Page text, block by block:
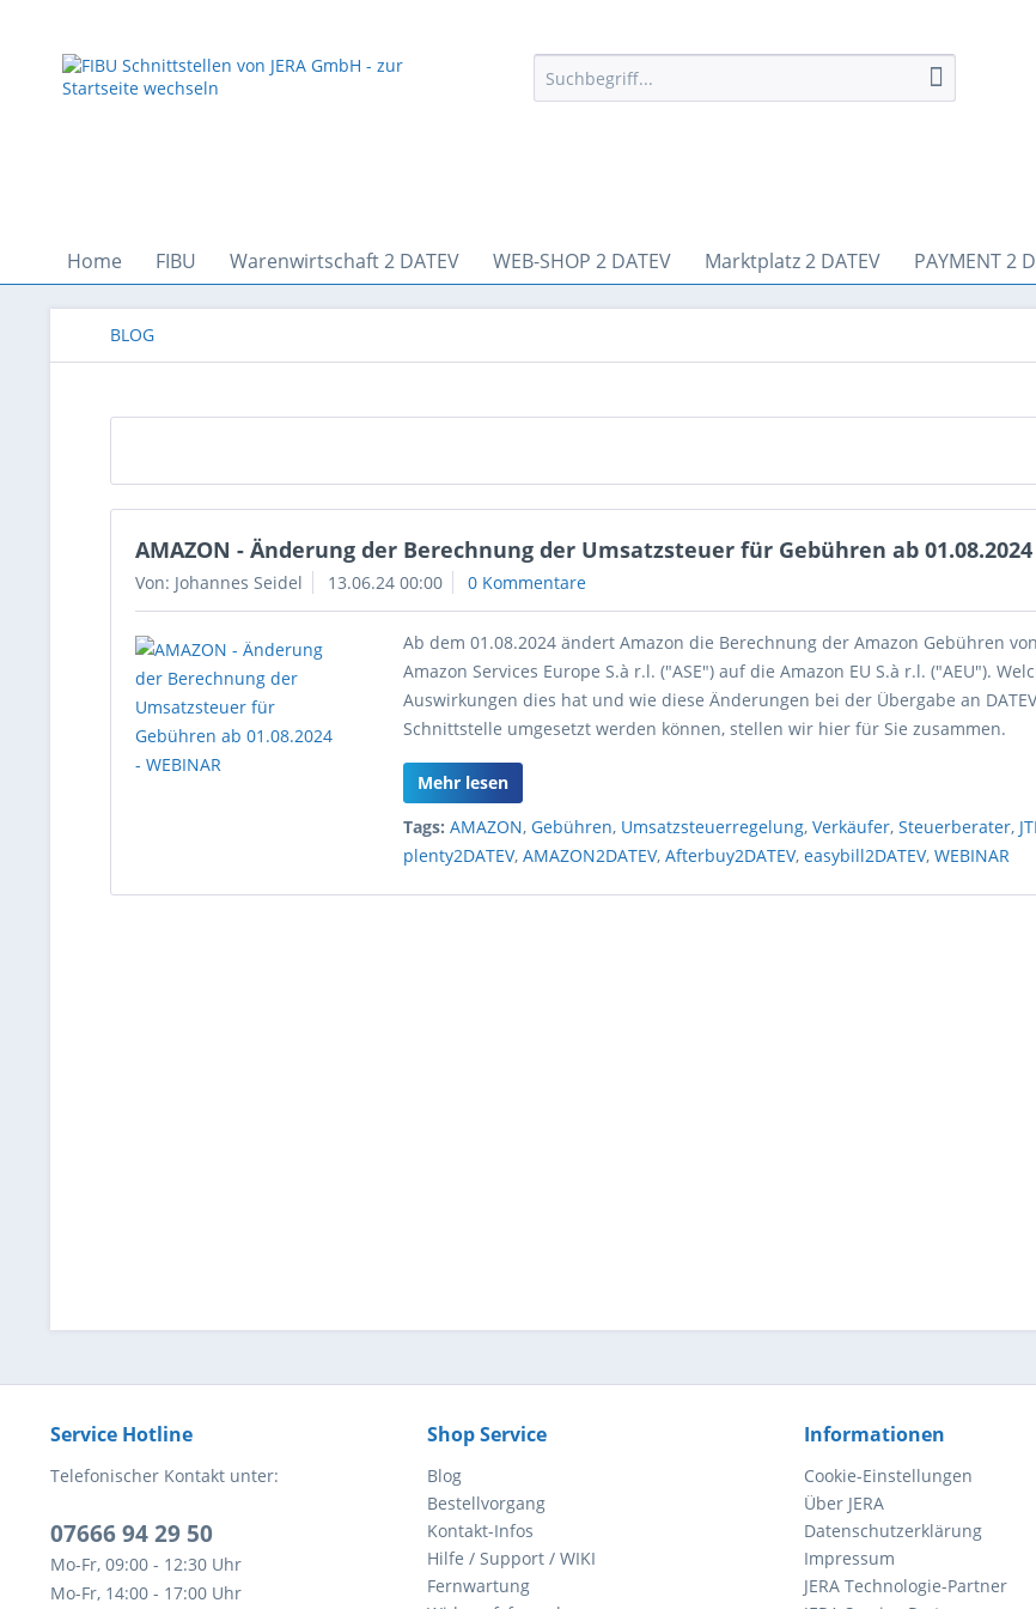
Home FIBU Warenwirtschaft 2 DATEV WEB-SHOP 2 DATEV Marktplatz 2 DATEV PAYMENT 2
BLOG
AMAZON - Änderung der Berechnung der Umsatzsteuer für Gebühren ab 01.08.2024
Von: Johannes Seidel 13.06.24 00:00 0 Kommentare
Ab dem 01.08.2024 ändert Amazon die Berechnung der Amazon Gebühren
Amazon Services Europe S.à r.l. ("ASE") auf die Amazon EU S.à r.l. ("AEU").
Auswirkungen dies hat und wie diese Änderungen bei der Übergabe an
Schnittstelle umgesetzt werden können, stellen wir hier für Sie zusammen.
Mehr lesen
Tags: AMAZON,Gebühren, Umsatzsteuerregelung,Verkäufer,Steuerberater,
plenty2DATEV,AMAZON2DATEV,Afterbuy2DATEV,easybill2DATEV,WEBINAR
Service Hotline
Telefonischer Kontakt unter:
07666 94 29 50
Mo-Fr, 09:00 - 12:30 Uhr
Mo-Fr, 14:00 - 17:00 Uhr
Shop Service
Blog
Bestellvorgang
Kontakt-Infos
Hilfe / Support / WIKI
Fernwartung
Informationen
Cookie-Einstellungen
Über JERA
Datenschutzerklärung
Impressum
JERA Technologie-Partner